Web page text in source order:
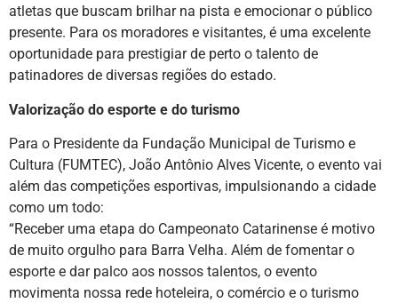
atletas que buscam brilhar na pista e emocionar o público
presente. Para os moradores e visitantes, é uma excelente
oportunidade para prestigiar de perto o talento de
patinadores de diversas regiões do estado.
Valorização do esporte e do turismo
Para o Presidente da Fundação Municipal de Turismo e
Cultura (FUMTEC), João Antônio Alves Vicente, o evento vai
além das competições esportivas, impulsionando a cidade
como um todo:
“Receber uma etapa do Campeonato Catarinense é motivo
de muito orgulho para Barra Velha. Além de fomentar o
esporte e dar palco aos nossos talentos, o evento
movimenta nossa rede hoteleira, o comércio e o turismo